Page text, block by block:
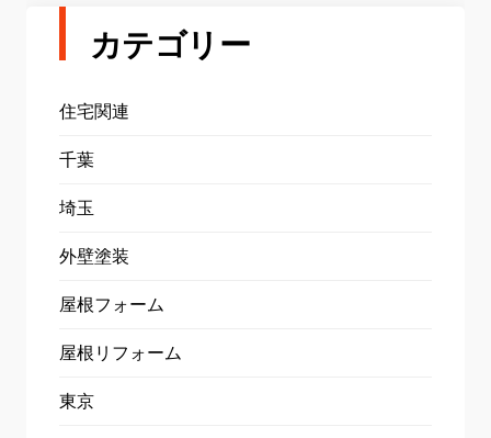
カテゴリー
住宅関連
千葉
埼玉
外壁塗装
屋根フォーム
屋根リフォーム
東京